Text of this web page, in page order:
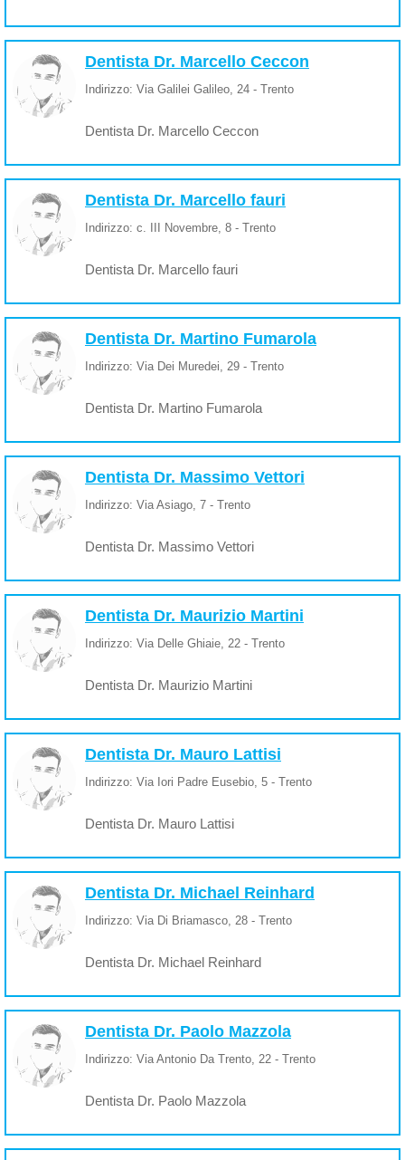
Dentista Dr. Marcello Ceccon
Indirizzo: Via Galilei Galileo, 24 - Trento
Dentista Dr. Marcello Ceccon
Dentista Dr. Marcello fauri
Indirizzo: c. III Novembre, 8 - Trento
Dentista Dr. Marcello fauri
Dentista Dr. Martino Fumarola
Indirizzo: Via Dei Muredei, 29 - Trento
Dentista Dr. Martino Fumarola
Dentista Dr. Massimo Vettori
Indirizzo: Via Asiago, 7 - Trento
Dentista Dr. Massimo Vettori
Dentista Dr. Maurizio Martini
Indirizzo: Via Delle Ghiaie, 22 - Trento
Dentista Dr. Maurizio Martini
Dentista Dr. Mauro Lattisi
Indirizzo: Via Iori Padre Eusebio, 5 - Trento
Dentista Dr. Mauro Lattisi
Dentista Dr. Michael Reinhard
Indirizzo: Via Di Briamasco, 28 - Trento
Dentista Dr. Michael Reinhard
Dentista Dr. Paolo Mazzola
Indirizzo: Via Antonio Da Trento, 22 - Trento
Dentista Dr. Paolo Mazzola